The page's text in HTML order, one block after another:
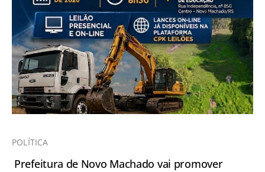
POLÍTICA
Prefeitura de Novo Machado vai promover